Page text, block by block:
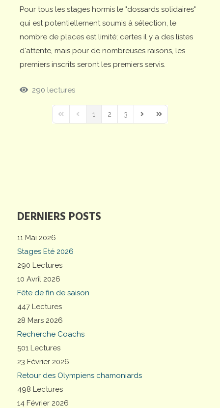
DERNIERS POSTS
11 Mai 2026
Stages Eté 2026
290 Lectures
10 Avril 2026
Fête de fin de saison
447 Lectures
28 Mars 2026
Recherche Coachs
501 Lectures
23 Février 2026
Retour des Olympiens chamoniards
498 Lectures
14 Février 2026
Pour tous les stages hormis le "dossards solidaires"
qui est potentiellement soumis à sélection, le
nombre de places est limité; certes il y a des listes
d'attente, mais pour de nombreuses raisons, les
premiers inscrits seront les premiers servis.
290 lectures
First PagePrevious Page
1 2 3
Next PageLast Page